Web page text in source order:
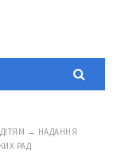
→ НАДАННЯ
РАД